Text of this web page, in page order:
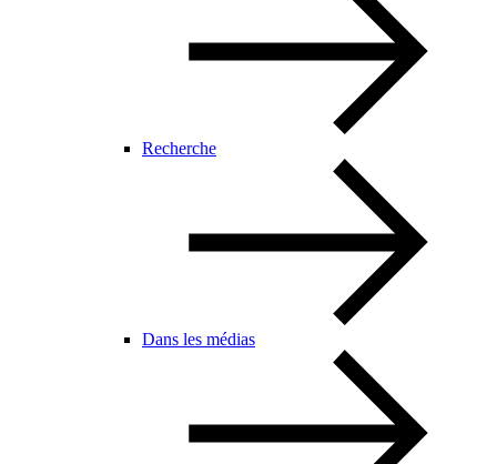
Recherche
Dans les médias